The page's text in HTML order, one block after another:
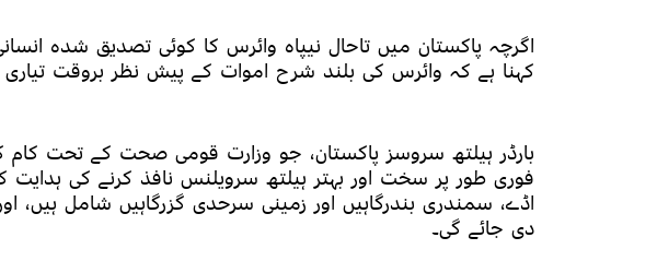
اگرچہ پاکستان میں تاحال نیپاہ وائرس کا کوئی تصدیق شدہ
کہنا ہے کہ وائرس کی بلند شرح اموات کے پیش نظر بروقت تیاری
بارڈر ہیلتھ سروسز پاکستان، جو وزارت قومی صحت کے تحت کام
فوری طور پر سخت اور بہتر ہیلتھ سرویلنس نافذ کرنے کی ہدایت
اڈے، سمندری بندرگاہیں اور زمینی سرحدی گزرگاہیں شامل
دی جائے گی۔